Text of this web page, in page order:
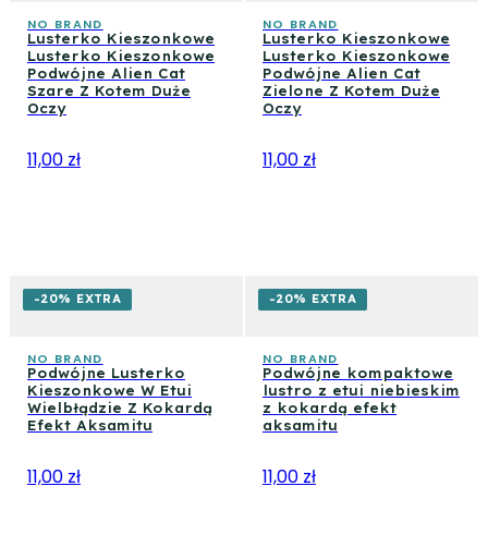
NO BRAND
Lusterko Kieszonkowe
Lusterko Kieszonkowe
Podwójne Alien Cat
Szare Z Kotem Duże
Oczy
11,00 zł
NO BRAND
Lusterko Kieszonkowe
Lusterko Kieszonkowe
Podwójne Alien Cat
Zielone Z Kotem Duże
Oczy
11,00 zł
-20% EXTRA
NO BRAND
Podwójne Lusterko
Kieszonkowe W Etui
Wielbłądzie Z Kokardą
Efekt Aksamitu
11,00 zł
-20% EXTRA
NO BRAND
Podwójne kompaktowe
lustro z etui niebieskim
z kokardą efekt
aksamitu
11,00 zł